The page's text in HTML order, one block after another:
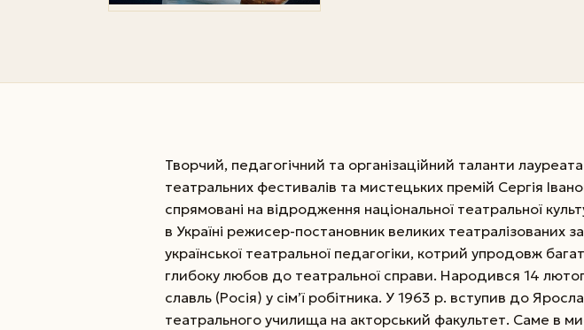
Творчий, педагогічний та організаційний таланти
театральних фестивалів та мистецьких премій Сергія
спрямовані на відродження національної театральної
в Україні режисер-постановник великих театралізованих
української театральної педагогіки, котрий упродовж
глибоку любов до театральної справи. Народився 14
славль (Росія) у сім’ї робітника. У 1963 р. вступив до
театрального училища на акторський факультет. Саме в